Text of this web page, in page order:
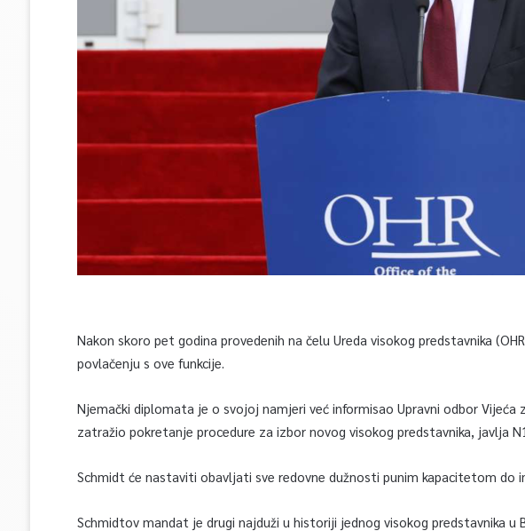
Nakon skoro pet godina provedenih na čelu Ureda visokog predstavnika
povlačenju s ove funkcije.
Njemački diplomata je o svojoj namjeri već informisao Upravni odbor Vijeća
zatražio pokretanje procedure za izbor novog visokog predstavnika, javlja
Schmidt će nastaviti obavljati sve redovne dužnosti punim kapacitetom do
Schmidtov mandat je drugi najduži u historiji jednog visokog predstavnika u